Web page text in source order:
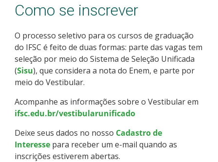
Como se inscrever
O processo seletivo para os cursos de graduação
do IFSC é feito de duas formas: parte das vagas tem
seleção por meio do Sistema de Seleção Unificada
(Sisu), que considera a nota do Enem, e parte por
meio do Vestibular.
Acompanhe as informações sobre o Vestibular em
ifsc.edu.br/vestibularunificado
Deixe seus dados no nosso Cadastro de
Interesse para receber um e-mail quando as
inscrições estiverem abertas.